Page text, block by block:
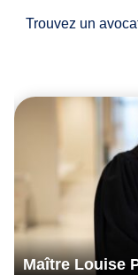
Trouvez un
Maître Louise